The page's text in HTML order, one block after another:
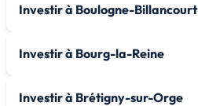
Investir à Boulogne-Billancourt
Investir à Bourg-la-Reine
Investir à Brétigny-sur-Orge